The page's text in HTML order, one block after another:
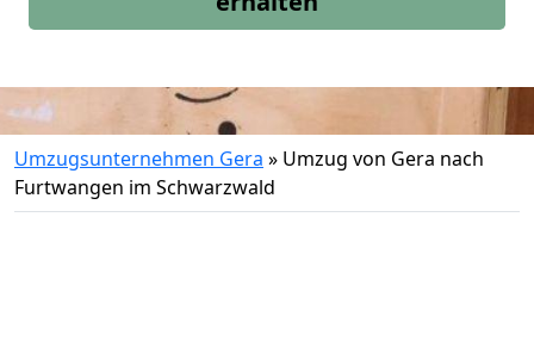
Umzugsunternehmen Gera » Umzug von Gera nach
Furtwangen im Schwarzwald